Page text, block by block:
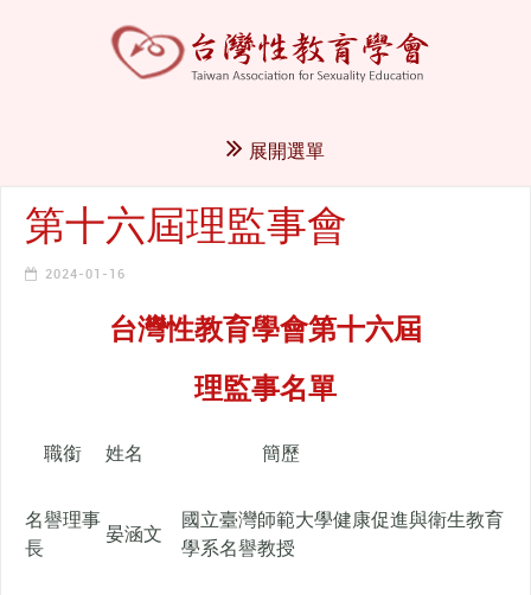
展開選單
第十六屆理監事會
2024-01-16
台灣性教育學會第十六屆
理監事名單
職銜 姓名 簡歷
名譽理事
長
晏涵文
國立臺灣師範大學健康促進與衛生教育
學系名譽教授